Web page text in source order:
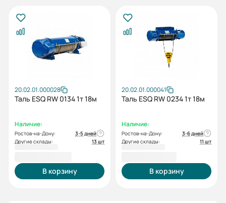
20.02.01.000028
Таль ESQ RW 0134 1т 18м
Наличие:
Ростов-на-Дону:
3-5 дней
Другие склады:
13 шт
В корзину
20.02.01.000041
Таль ESQ RW 0234 1т 18м
Наличие:
Ростов-на-Дону:
3-6 дней
Другие склады:
11 шт
В корзину